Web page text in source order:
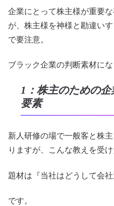
企業にとって株主様が重要
が、株主様を神様と勘違い
で要注意。
ブラック企業の判断素材にな
1：株主のための
要素
新人研修の場で一般客と株
りますが、こんな教えを受
題材は『当社はどうして会社
です。